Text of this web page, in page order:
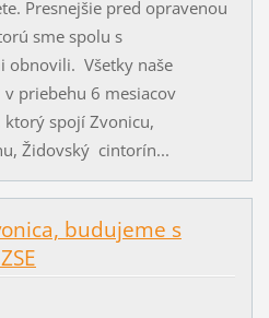
Presnejšie pred opravenou
sme spolu s
obnovili. Všetky naše
priebehu 6 mesiacov
ktorý spojí Zvonicu,
Židovský cintorín...
budujeme s